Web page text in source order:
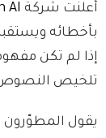
أعلنت شركة AI
بأخطائه
إذا لم تكن
تلخيص
يقول المطوّرون